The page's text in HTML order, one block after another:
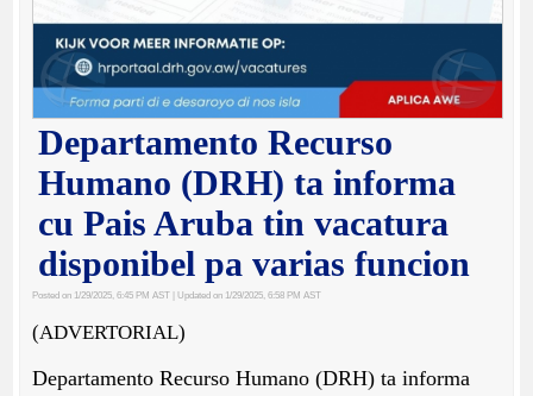
Departamento Recurso
Humano (DRH) ta informa
cu Pais Aruba tin vacatura
disponibel pa varias funcion
Posted on 1/29/2025, 6:45 PM AST | Updated on 1/29/2025, 6:58 PM AST
(ADVERTORIAL)
Departamento Recurso Humano (DRH) ta informa